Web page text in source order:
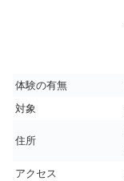
体験の有無
対象
住所
アクセス